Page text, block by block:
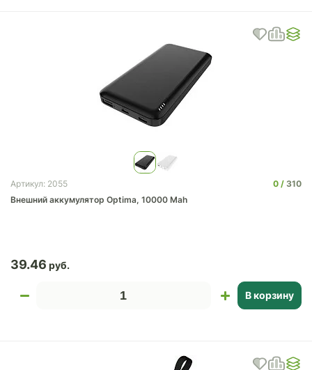
Артикул: 2055 0
310
Внешний аккумулятор Optima, 10000 Mah
39.46
В корзину